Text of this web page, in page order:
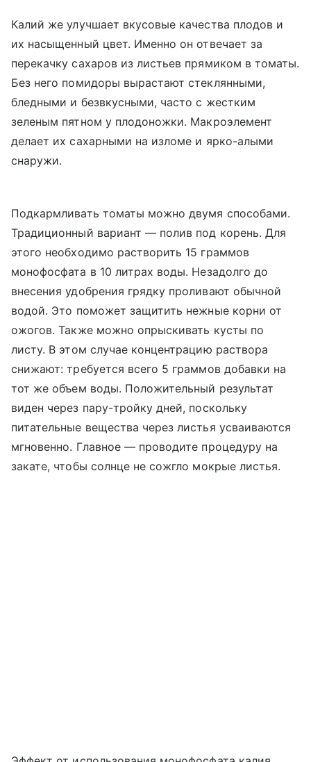
Калий же улучшает вкусовые качества плодов и
их насыщенный цвет. Именно он отвечает за
перекачку сахаров из листьев прямиком в томаты.
Без него помидоры вырастают стеклянными,
бледными и безвкусными, часто с жестким
зеленым пятном у плодоножки. Макроэлемент
делает их сахарными на изломе и ярко-алыми
снаружи.
Подкармливать томаты можно двумя способами.
Традиционный вариант — полив под корень. Для
этого необходимо растворить 15 граммов
монофосфата в 10 литрах воды. Незадолго до
внесения удобрения грядку проливают обычной
водой. Это поможет защитить нежные корни от
ожогов. Также можно опрыскивать кусты по
листу. В этом случае концентрацию раствора
снижают: требуется всего 5 граммов добавки на
тот же объем воды. Положительный результат
виден через пару-тройку дней, поскольку
питательные вещества через листья усваиваются
мгновенно. Главное — проводите процедуру на
закате, чтобы солнце не сожгло мокрые листья.